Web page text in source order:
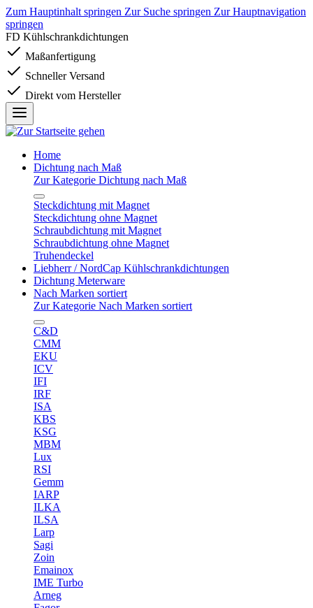
Zum Hauptinhalt springen Zur Suche springen Zur Hauptnavigation
springen
FD Kühlschrankdichtungen
Maßanfertigung
Schneller Versand
Direkt vom Hersteller
Home
Dichtung nach Maß
Zur Kategorie Dichtung nach Maß
Steckdichtung mit Magnet
Steckdichtung ohne Magnet
Schraubdichtung mit Magnet
Schraubdichtung ohne Magnet
Truhendeckel
Liebherr / NordCap Kühlschrankdichtungen
Dichtung Meterware
Nach Marken sortiert
Zur Kategorie Nach Marken sortiert
C&D
CMM
EKU
ICV
IFI
IRF
ISA
KBS
KSG
MBM
Lux
RSI
Gemm
IARP
ILKA
ILSA
Larp
Sagi
Zoin
Emainox
IME Turbo
Arneg